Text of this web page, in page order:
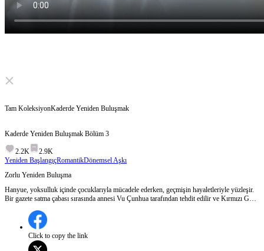
Click to unmute
Tam KoleksiyonKaderde Yeniden Buluşmak
Kaderde Yeniden Buluşmak Bölüm 3
2.2K
2.9K
Yeniden BaşlangıçRomantikDönemsel Aşkı
Zorlu Yeniden Buluşma
Hanyue, yoksulluk içinde çocuklarıyla mücadele ederken, geçmişin hayaletleriyle yüzleşir.
Bir gazete satma çabası sırasında annesi Vu Çunhua tarafından tehdit edilir ve Kırmızı Gül
suçluluk duygusu ortaya çıkar.Hanyue, annesini kurtarabilecek mi ve Zhanting ile yeniden
bir araya gelecek mi?
Click to copy the link